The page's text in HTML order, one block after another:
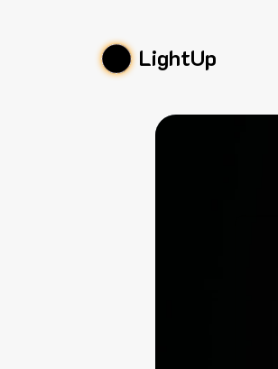
LightUp